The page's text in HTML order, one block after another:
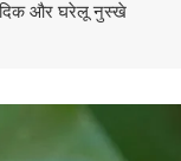
और घरेलू नुस्खे